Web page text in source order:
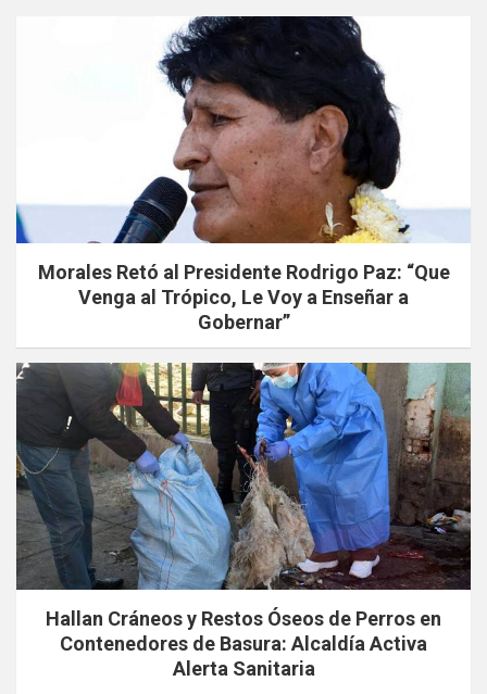
Morales Retó al Presidente Rodrigo Paz: “Que
Venga al Trópico, Le Voy a Enseñar a
Gobernar”
Hallan Cráneos y Restos Óseos de Perros en
Contenedores de Basura: Alcaldía Activa
Alerta Sanitaria